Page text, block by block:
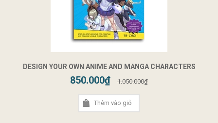
DESIGN YOUR OWN ANIME AND MANGA CHARACTERS
850.000₫ 1.050.000₫
Thêm vào giỏ